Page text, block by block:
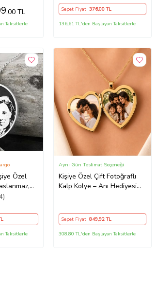
,00 TL
Taksitlerle
Sepet Fiyatı 376,00 TL
136,61 TL'den Başlayan Taksitlerle
Özel
Taksitlerle
Kişiye Özel Çift Fotoğraflı
Kalp Kolye – Anı Hediyesi
açılır kolye
Aynı Gün Teslimat Seçeneği
Sepet Fiyatı 849,92 TL
308,80 TL'den Başlayan Taksitlerle